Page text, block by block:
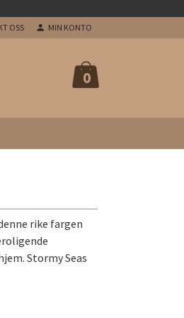
OSS MIN KONTO
0
rike fargen
Stormy Seas